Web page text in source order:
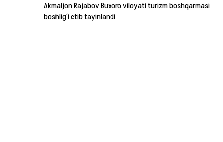
Akmaljon Rajabov Buxoro viloyati turizm boshqarmasi
boshlig‘i etib tayinlandi